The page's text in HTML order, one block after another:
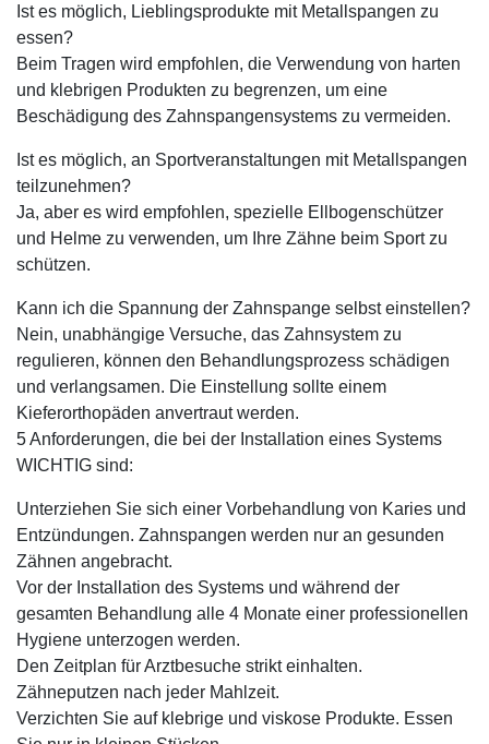
Ist es möglich, Lieblingsprodukte mit Metallspangen zu
essen?
Beim Tragen wird empfohlen, die Verwendung von harten
und klebrigen Produkten zu begrenzen, um eine
Beschädigung des Zahnspangensystems zu vermeiden.
Ist es möglich, an Sportveranstaltungen mit Metallspangen
teilzunehmen?
Ja, aber es wird empfohlen, spezielle Ellbogenschützer
und Helme zu verwenden, um Ihre Zähne beim Sport zu
schützen.
Kann ich die Spannung der Zahnspange selbst einstellen?
Nein, unabhängige Versuche, das Zahnsystem zu
regulieren, können den Behandlungsprozess schädigen
und verlangsamen. Die Einstellung sollte einem
Kieferorthopäden anvertraut werden.
5 Anforderungen, die bei der Installation eines Systems
WICHTIG sind:
Unterziehen Sie sich einer Vorbehandlung von Karies und
Entzündungen. Zahnspangen werden nur an gesunden
Zähnen angebracht.
Vor der Installation des Systems und während der
gesamten Behandlung alle 4 Monate einer professionellen
Hygiene unterzogen werden.
Den Zeitplan für Arztbesuche strikt einhalten.
Zähneputzen nach jeder Mahlzeit.
Verzichten Sie auf klebrige und viskose Produkte. Essen